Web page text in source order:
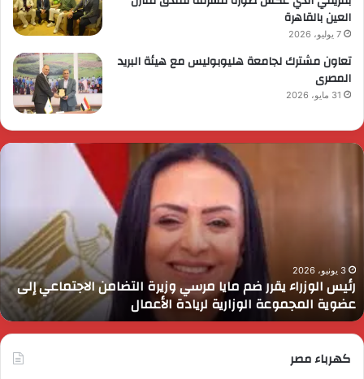
العين بالقاهرة
7 يوليو، 2026
تعاون مشترك لجامعة هليوبوليس مع هيئة البريد
المصرى
31 مايو، 2026
رئيس
التضامن
الاجتماعي
إلى
عضوية
المجموعة
الوزارية
3 يونيو، 2026
رئيس الوزراء يقرر ضم مايا مرسي وزيرة التضامن الاجتماعي إلى
عضوية المجموعة الوزارية لريادة الأعمال
كهرباء مصر